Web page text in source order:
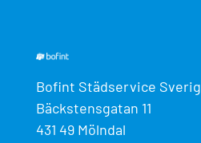
Bofint Städservice
Bäckstensgatan 11
431 49 Mölndal